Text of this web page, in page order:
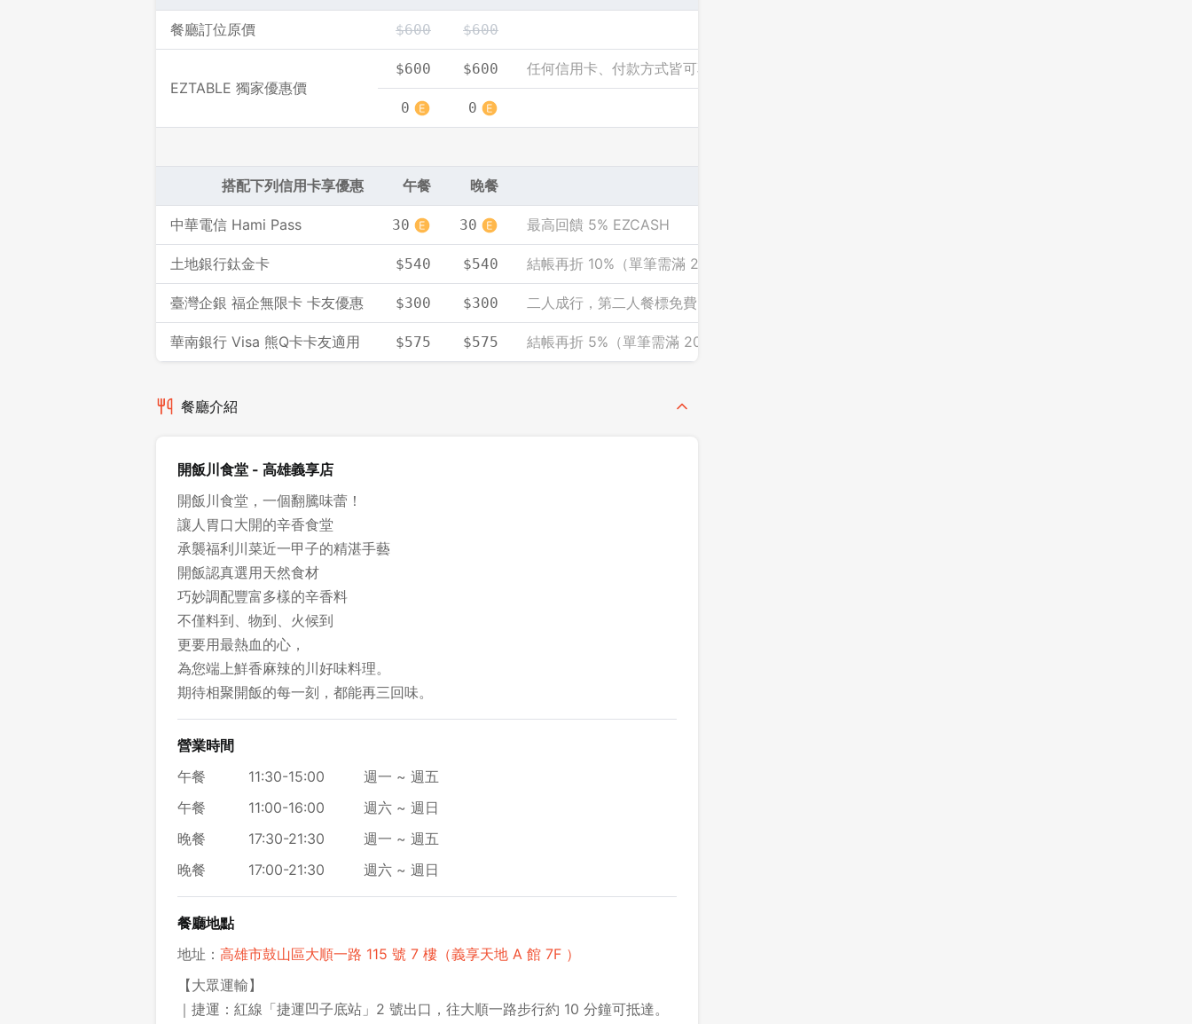
餐廳訂位原價 $600 $600
EZTABLE 獨家優惠價
$600 $600 任何信用卡、付款方式皆可享此優惠價
0 0
搭配下列信用卡享優惠 午餐 晚餐
中華電信 Hami Pass 30 30 最高回饋 5% EZCASH
土地銀行鈦金卡 $540 $540 結帳再折 10%（單筆需滿 2000）
臺灣企銀 福企無限卡 卡友優惠 $300 $300 二人成行，第二人餐標免費（人均計）
華南銀行 Visa 熊Q卡卡友適用 $575 $575 結帳再折 5%（單筆需滿 2000）
餐廳介紹
開飯川食堂 - 高雄義享店
開飯川食堂，一個翻騰味蕾！
讓人胃口大開的辛香食堂
承襲福利川菜近一甲子的精湛手藝
開飯認真選用天然食材
巧妙調配豐富多樣的辛香料
不僅料到、物到、火候到
更要用最熱血的心，
為您端上鮮香麻辣的川好味料理。
期待相聚開飯的每一刻，都能再三回味。
營業時間
午餐
11:30-15:00
週一 ~ 週五
午餐
11:00-16:00
週六 ~ 週日
晚餐
17:30-21:30
週一 ~ 週五
晚餐
17:00-21:30 週六 ~ 週日
餐廳地點
地址： 高雄市鼓山區大順一路 115 號 7 樓（義享天地 A 館 7F ）
【大眾運輸】
｜捷運：紅線「捷運凹子底站」2 號出口，往大順一路步行約 10 分鐘可抵達。